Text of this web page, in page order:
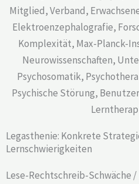
Legasthenie: Konkrete
Lernschwierigkeiten
Lese-Rechtschreib-Schwäche /